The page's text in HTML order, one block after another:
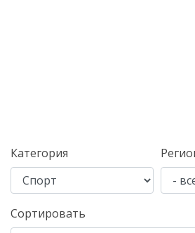
Категория
Сортировать